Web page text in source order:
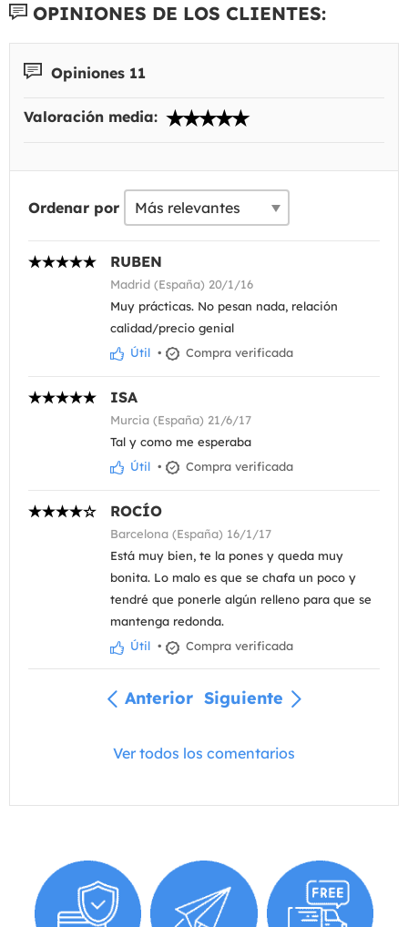
OPINIONES DE LOS CLIENTES:
Opiniones 11
Valoración media:
Ordenar por
RUBEN
Madrid (España) 20/1/16
Muy prácticas. No pesan nada, relación
calidad/precio genial
Útil • Compra verificada
ISA
Murcia (España) 21/6/17
Tal y como me esperaba
Útil • Compra verificada
ROCÍO
Barcelona (España) 16/1/17
Está muy bien, te la pones y queda muy
bonita. Lo malo es que se chafa un poco y
tendré que ponerle algún relleno para que se
mantenga redonda.
Útil • Compra verificada
Anterior Siguiente
Ver todos los comentarios